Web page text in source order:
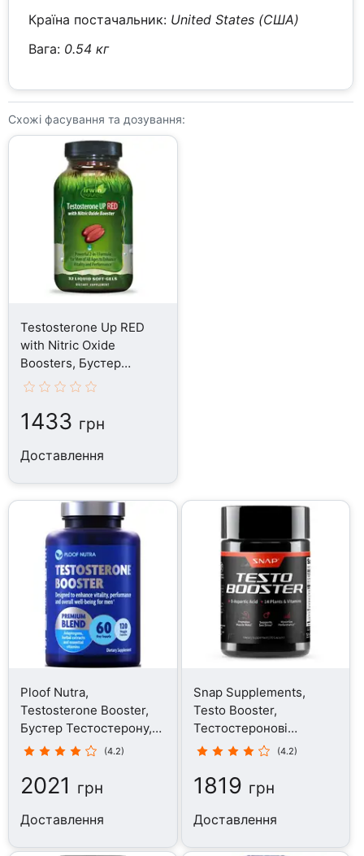
Країна постачальник: United States (США)
Вага: 0.54 кг
Схожі фасування та дозування:
Testosterone Up RED
with Nitric Oxide
Boosters, Бустер
Тестостерону, 1 шт
1433 грн
Доставлення
Ploof Nutra,
Testosterone Booster,
Бустер Тестостерону,
120 капсул
(4.2)
2021 грн
Доставлення
Snap Supplements,
Testo Booster,
Тестостеронові
бустери, 60 капсул
(4.2)
1819 грн
Доставлення